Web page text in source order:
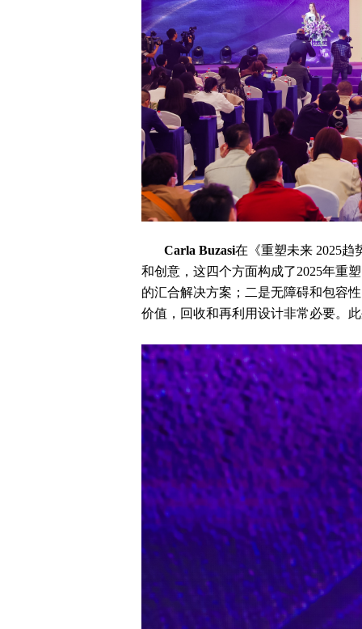
Carla Buzasi在《重塑未来 2025
和创意，这四个方面构成了2025年重
的汇合解决方案；二是无障碍和包容
价值，回收和再利用设计非常必要。